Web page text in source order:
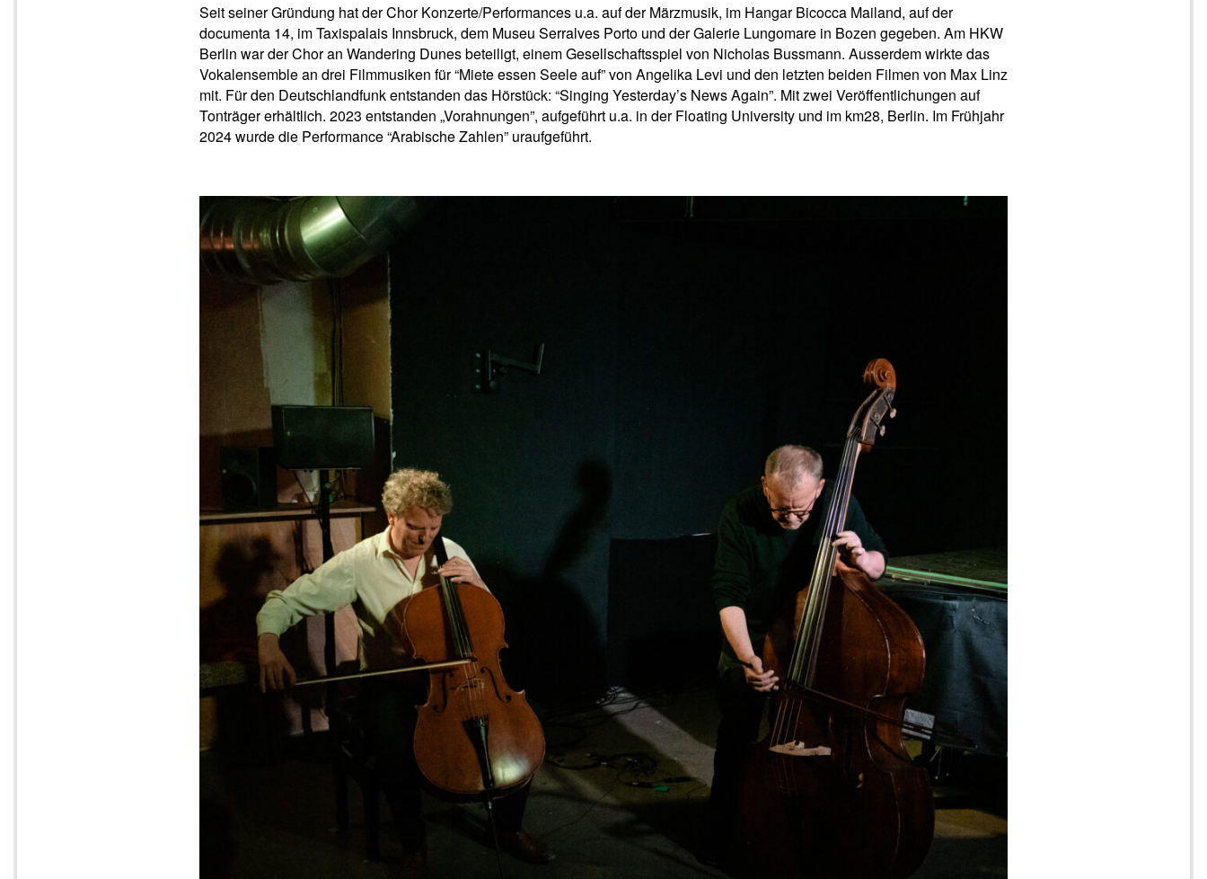
Seit seiner Gründung hat der Chor Konzerte/Performances u.a. auf der Märzmusik, im Hangar Bicocca Mailand, auf der
documenta 14, im Taxispalais Innsbruck, dem Museu Serralves Porto und der Galerie Lungomare in Bozen gegeben. Am HKW
Berlin war der Chor an Wandering Dunes beteiligt, einem Gesellschaftsspiel von Nicholas Bussmann. Ausserdem wirkte das
Vokalensemble an drei Filmmusiken für “Miete essen Seele auf” von Angelika Levi und den letzten beiden Filmen von Max Linz
mit. Für den Deutschlandfunk entstanden das Hörstück: “Singing Yesterday’s News Again”. Mit zwei Veröffentlichungen auf
Tonträger erhältlich. 2023 entstanden „Vorahnungen”, aufgeführt u.a. in der Floating University und im km28, Berlin. Im Frühjahr
2024 wurde die Performance “Arabische Zahlen” uraufgeführt.